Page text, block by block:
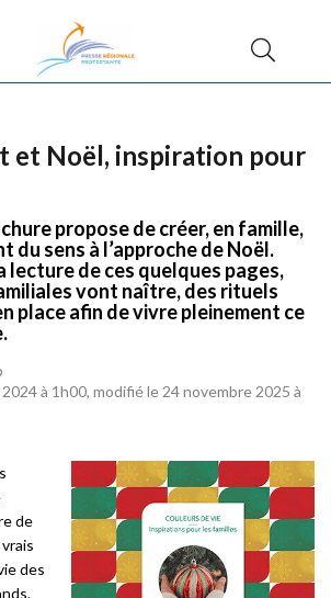
et Noël, inspiration pour
propose de créer, en famille,
du sens à l’approche de Noël.
lecture de ces quelques pages,
vont naître, des rituels
place afin de vivre pleinement ce
à 1h00, modifié le 24 novembre 2025 à
de
des